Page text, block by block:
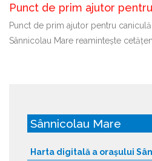
Punct de prim ajutor
Punct de prim ajutor pentru
Sânnicolau Mare reamintește
Sânnicolau Mare
Harta digitală a orașului